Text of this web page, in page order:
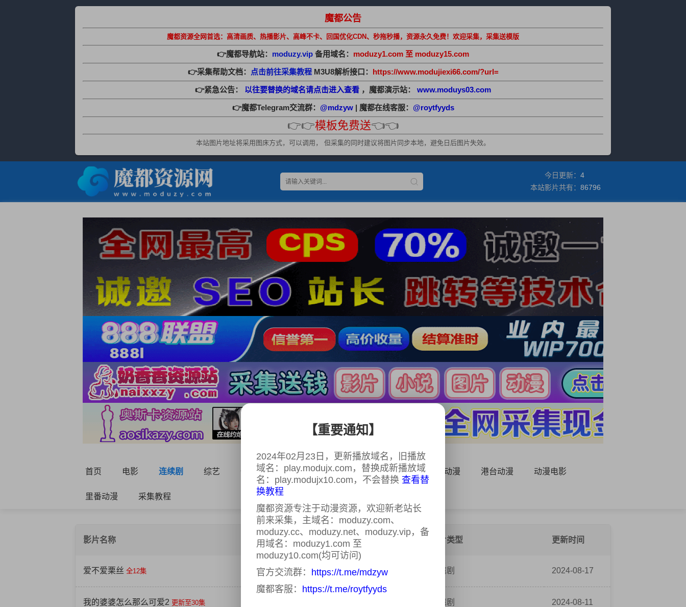
魔都公告
魔都资源全网首选：高清画质、热播影片、高峰不卡、回国优化CDN、秒拖秒播，资源永久免费！欢迎采集，采集送模版
👉魔都导航站： moduzy.vip 备用域名： moduzy1.com 至 moduzy15.com
👉采集帮助文档： 点击前往采集教程M3U8解析接口： https://www.modujiexi66.com/?url=
👉紧急公告： 以往要替换的域名请点击进入查看 ，魔都演示站： www.moduys03.com
👉魔都Telegram交流群： @mdzyw| 魔都在线客服： @roytfyyds
👉👉模板免费送👈👈
本站图片地址将采用图床方式，可以调用， 但采集的同时建议将图片同步本地，避免日后图片失效。
今日更新： 4
本站影片共有： 86796
首页 电影 连续剧 综艺 体育 AI漫剧 国产动漫 日韩动漫 欧美动漫 港台动漫 动漫电影
里番动漫 采集教程
影片名称 影片类型 更新时间
爱不爱栗丝 全12集 台湾剧 2024-08-17
我的婆婆怎么那么可爱2 更新至30集 台湾剧 2024-08-11
【重要通知】
2024年02月23日，更新播放域名，旧播放
域名：play.modujx.com，替换成新播放域
名：play.modujx10.com，不会替换 查看替
换教程
魔都资源专注于动漫资源，欢迎新老站长
前来采集，主域名：moduzy.com、
moduzy.cc、moduzy.net、moduzy.vip，备
用域名：moduzy1.com 至
moduzy10.com(均可访问)
官方交流群： https://t.me/mdzyw
魔都客服： https://t.me/roytfyyds